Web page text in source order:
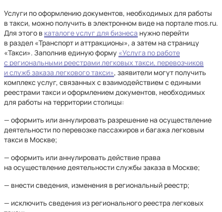
Услуги по оформлению документов, необходимых для работы
в такси, можно получить в электронном виде на портале mos.ru.
Для этого в каталоге услуг для бизнеса нужно перейти
в раздел «Транспорт и аттракционы», а затем на страницу
«Такси». Заполнив единую форму «Услуга по работе
с региональными реестрами легковых такси, перевозчиков
и служб заказа легкового такси», заявители могут получить
комплекс услуг, связанных с взаимодействием с едиными
реестрами такси и оформлением документов, необходимых
для работы на территории столицы:
— оформить или аннулировать разрешение на осуществление
деятельности по перевозке пассажиров и багажа легковым
такси в Москве;
— оформить или аннулировать действие права
на осуществление деятельности службы заказа в Москве;
— внести сведения, изменения в региональный реестр;
— исключить сведения из регионального реестра легковых